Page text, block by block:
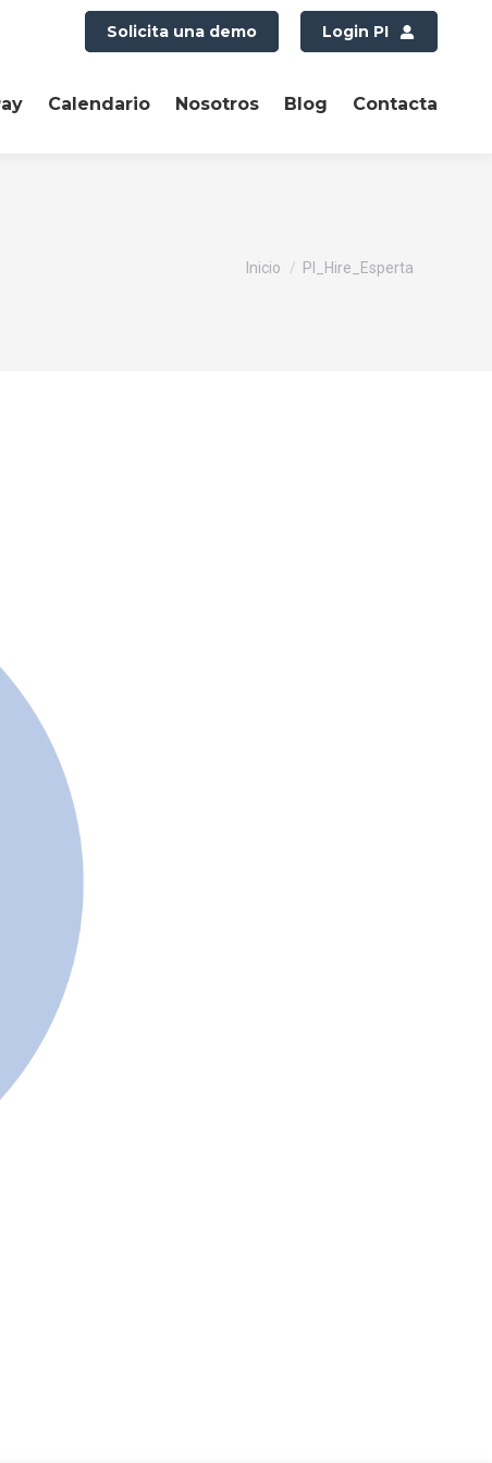
Solicita una demo Login PI
Calendario Nosotros Blog Contacta
Estás aquí:
Inicio PI_Hire_Esperta